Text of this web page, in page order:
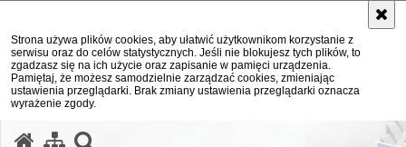
Strona używa plików cookies, aby ułatwić użytkownikom korzystanie z
serwisu oraz do celów statystycznych. Jeśli nie blokujesz tych plików, to
zgadzasz się na ich użycie oraz zapisanie w pamięci urządzenia.
Pamiętaj, że możesz samodzielnie zarządzać cookies, zmieniając
ustawienia przeglądarki. Brak zmiany ustawienia przeglądarki oznacza
wyrażenie zgody.